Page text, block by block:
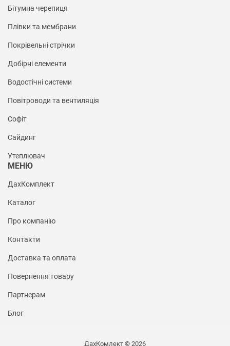
Бітумна черепиця
Плівки та мембрани
Покрівельні стрічки
Добірні елементи
Водостічні системи
Повітроводи та вентиляція
Софіт
Сайдинг
Утеплювач
МЕНЮ
ДахКомплект
Каталог
Про компанію
Контакти
Доставка та оплата
Повернення товару
Партнерам
Блог
ДахКомлект © 2026